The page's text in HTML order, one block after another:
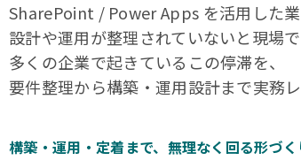
SharePoint / Power Apps を活用した業
設計や運用が整理されていないと現場
多くの企業で起きているこの停滞を、
要件整理から構築・運用設計まで実務レ
構築・運用・定着まで、無理なく回る形づ